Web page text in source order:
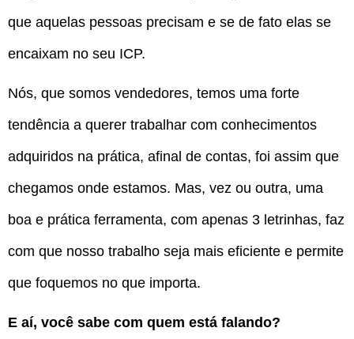
que aquelas pessoas precisam e se de fato elas se
encaixam no seu ICP.
Nós, que somos vendedores, temos uma forte
tendência a querer trabalhar com conhecimentos
adquiridos na prática, afinal de contas, foi assim que
chegamos onde estamos. Mas, vez ou outra, uma
boa e prática ferramenta, com apenas 3 letrinhas, faz
com que nosso trabalho seja mais eficiente e permite
que foquemos no que importa.
E aí, você sabe com quem está falando?